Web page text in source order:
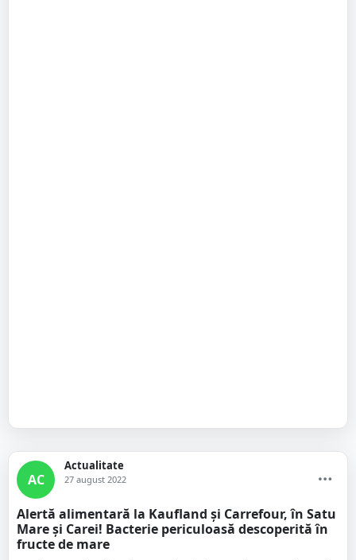
AC
Actualitate
27 august 2022
Alertă alimentară la Kaufland și Carrefour, în Satu
Mare și Carei! Bacterie periculoasă descoperită în
fructe de mare